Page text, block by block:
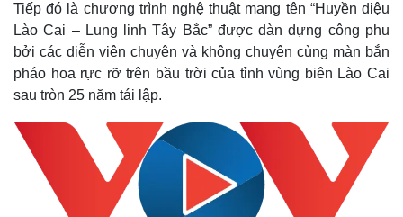
Tiếp đó là chương trình nghệ thuật mang tên “Huyền diệu
Lào Cai – Lung linh Tây Bắc” được dàn dựng công phu
bởi các diễn viên chuyên và không chuyên cùng màn bắn
pháo hoa rực rỡ trên bầu trời của tỉnh vùng biên Lào Cai
sau tròn 25 năm tái lập.